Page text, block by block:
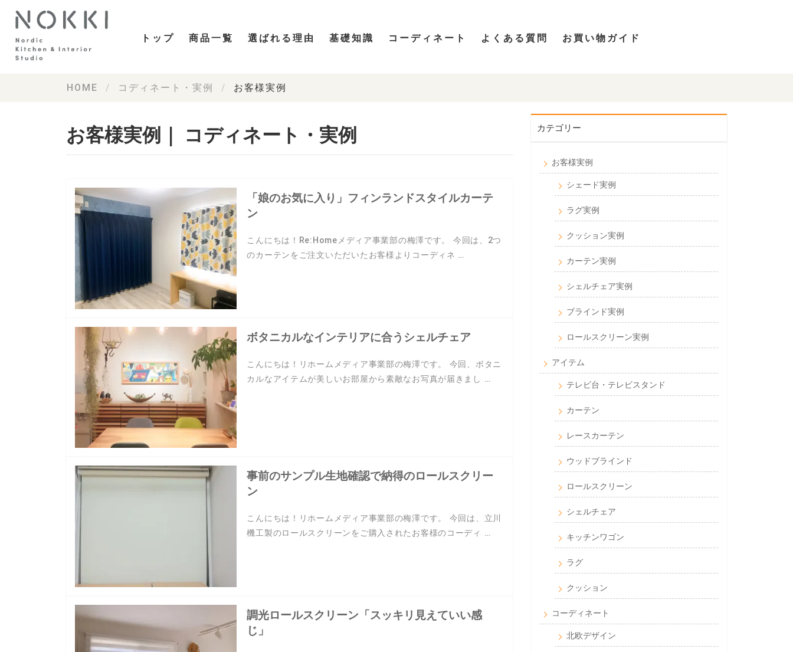
トップ 商品一覧 選ばれる理由 基礎知識 コーディネート よくある質問 お買い物ガイド
HOME コディネート・実例 お客様実例
お客様実例｜ コディネート・実例
「娘のお気に入り」フィンランドスタイルカーテ
ン
こんにちは！Re:Homeメディア事業部の梅澤です。 今回は、2つ
のカーテンをご注文いただいたお客様よりコーディネ …
ボタニカルなインテリアに合うシェルチェア
こんにちは！リホームメディア事業部の梅澤です。 今回、ボタニ
カルなアイテムが美しいお部屋から素敵なお写真が届きまし …
事前のサンプル生地確認で納得のロールスクリー
ン
こんにちは！リホームメディア事業部の梅澤です。 今回は、立川
機工製のロールスクリーンをご購入されたお客様のコーディ …
調光ロールスクリーン「スッキリ見えていい感
じ」
カテゴリー
お客様実例
シェード実例
ラグ実例
クッション実例
カーテン実例
シェルチェア実例
ブラインド実例
ロールスクリーン実例
アイテム
テレビ台・テレビスタンド
カーテン
レースカーテン
ウッドブラインド
ロールスクリーン
シェルチェア
キッチンワゴン
ラグ
クッション
コーディネート
北欧デザイン